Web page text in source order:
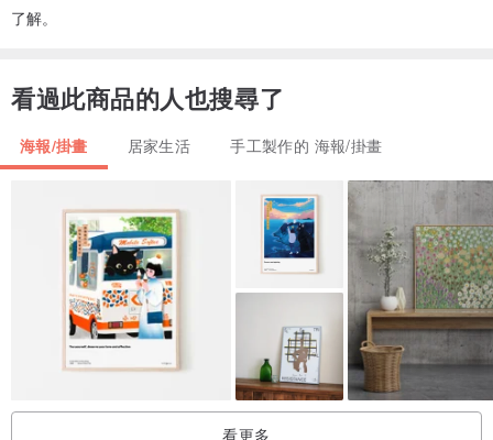
了解。
看過此商品的人也搜尋了
海報/掛畫 居家生活 手工製作的 海報/掛畫
看更多